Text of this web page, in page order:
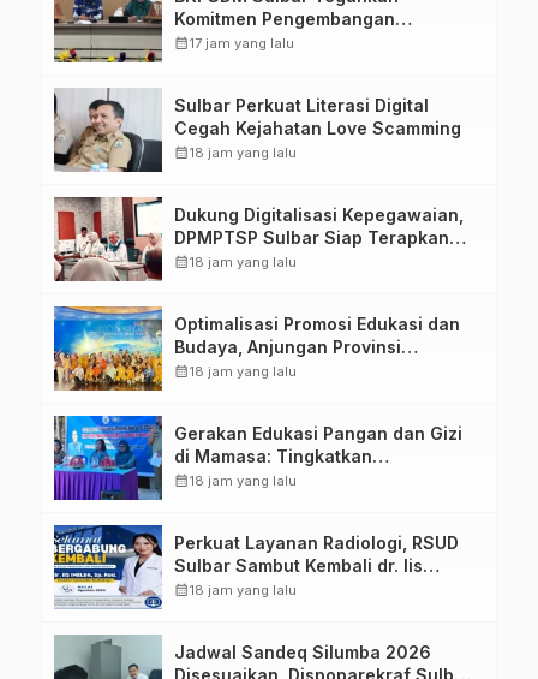
Komitmen Pengembangan
Kompetensi ASN melalui
calendar_month17 jam yang lalu
Sulbar Perkuat Literasi Digital
Cegah Kejahatan Love Scamming
calendar_month18 jam yang lalu
Dukung Digitalisasi Kepegawaian,
DPMPTSP Sulbar Siap Terapkan
Aplikasi FLEKSI ASN
calendar_month18 jam yang lalu
Optimalisasi Promosi Edukasi dan
Budaya, Anjungan Provinsi
Sulawesi Barat Perkuat Kolaborasi
calendar_month18 jam yang lalu
Gerakan Edukasi Pangan dan Gizi
di Mamasa: Tingkatkan
Pengetahuan dan Keterampilan
calendar_month18 jam yang lalu
Perkuat Layanan Radiologi, RSUD
Sulbar Sambut Kembali dr. Iis
Imelda, Sp.Rad
calendar_month18 jam yang lalu
Jadwal Sandeq Silumba 2026
Disesuaikan, Dispoparekraf Sulbar